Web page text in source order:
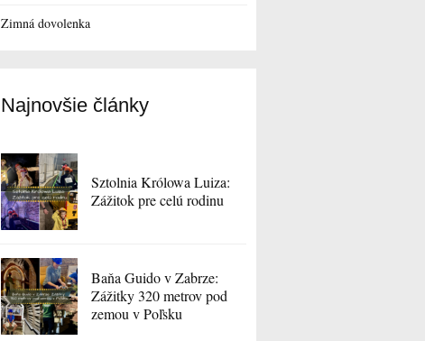
Zimná dovolenka
Najnovšie články
Sztolnia Królowa Luiza:
Zážitok pre celú rodinu
Baňa Guido v Zabrze:
Zážitky 320 metrov pod
zemou v Poľsku